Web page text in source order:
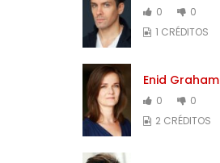
0
0
1 CRÉDITOS
Enid Graham
0
0
2 CRÉDITOS